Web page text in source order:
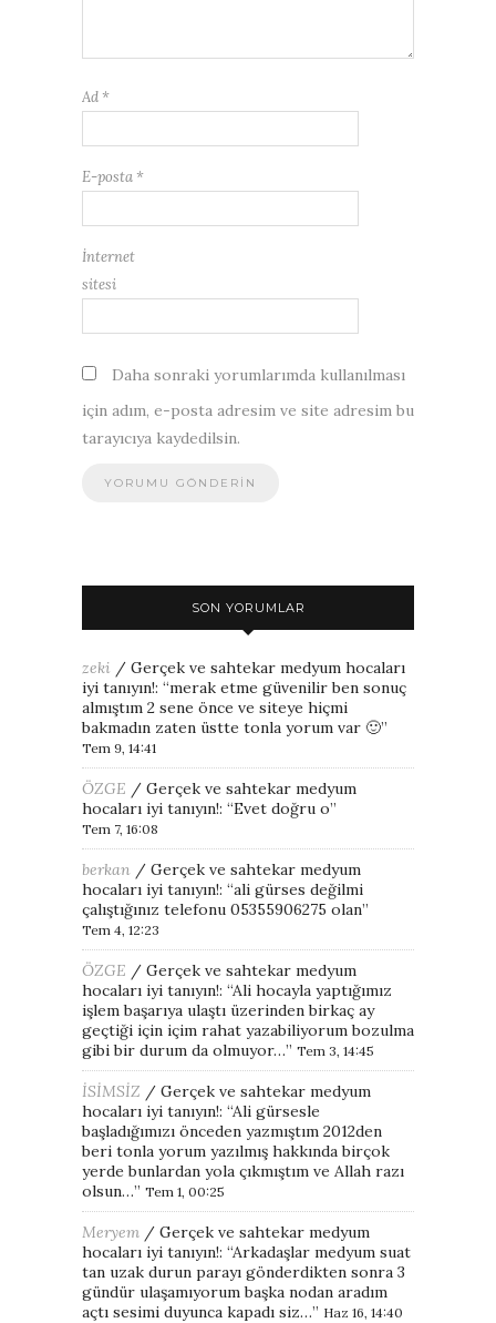
Ad *
E-posta *
İnternet
sitesi
Daha sonraki yorumlarımda kullanılması
için adım, e-posta adresim ve site adresim bu
tarayıcıya kaydedilsin.
SON YORUMLAR
zeki / Gerçek ve sahtekar medyum hocaları
iyi tanıyın!: “merak etme güvenilir ben sonuç
almıştım 2 sene önce ve siteye hiçmi
bakmadın zaten üstte tonla yorum var 🙂”
Tem 9, 14:41
ÖZGE / Gerçek ve sahtekar medyum
hocaları iyi tanıyın!: “Evet doğru o”
Tem 7, 16:08
berkan / Gerçek ve sahtekar medyum
hocaları iyi tanıyın!: “ali gürses değilmi
çalıştığınız telefonu 05355906275 olan”
Tem 4, 12:23
ÖZGE / Gerçek ve sahtekar medyum
hocaları iyi tanıyın!: “Ali hocayla yaptığımız
işlem başarıya ulaştı üzerinden birkaç ay
geçtiği için içim rahat yazabiliyorum bozulma
gibi bir durum da olmuyor…” Tem 3, 14:45
İSİMSİZ / Gerçek ve sahtekar medyum
hocaları iyi tanıyın!: “Ali gürsesle
başladığımızı önceden yazmıştım 2012den
beri tonla yorum yazılmış hakkında birçok
yerde bunlardan yola çıkmıştım ve Allah razı
olsun…” Tem 1, 00:25
Meryem / Gerçek ve sahtekar medyum
hocaları iyi tanıyın!: “Arkadaşlar medyum suat
tan uzak durun parayı gönderdikten sonra 3
gündür ulaşamıyorum başka nodan aradım
açtı sesimi duyunca kapadı siz…” Haz 16, 14:40